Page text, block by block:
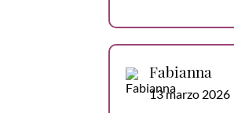
Fabianna
13 marzo 2026